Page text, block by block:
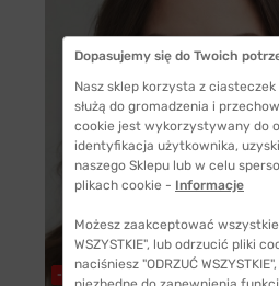
-55%
Dopasujemy się do Twoich
Nasz sklep korzysta z
służą do gromadzenia i
cookie jest wykorzystywany do
identyfikacja użytkownika,
naszego Sklepu lub w celu
plikach cookie - Informacje
Możesz zaakceptować
WSZYSTKIE", lub odrzucić pliki
naciśniesz "ODRZUĆ